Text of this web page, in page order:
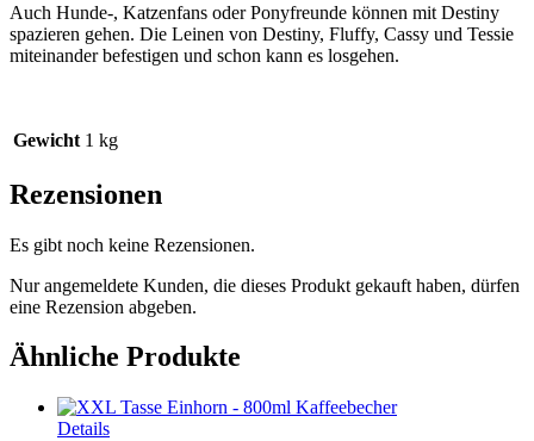
Auch Hunde-, Katzenfans oder Ponyfreunde können mit Destiny
spazieren gehen. Die Leinen von Destiny, Fluffy, Cassy und Tessie
miteinander befestigen und schon kann es losgehen.
Gewicht 1 kg
Rezensionen
Es gibt noch keine Rezensionen.
Nur angemeldete Kunden, die dieses Produkt gekauft haben, dürfen
eine Rezension abgeben.
Ähnliche Produkte
DetailsDieses